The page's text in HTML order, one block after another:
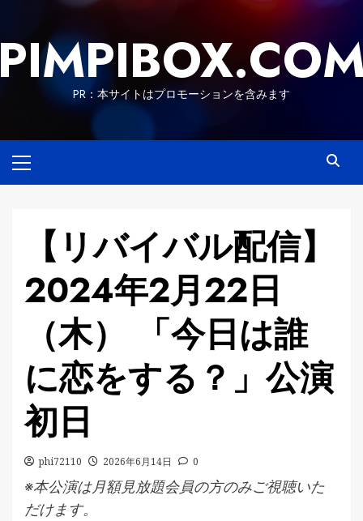
content
PR：本サイトはプロモーションを含みます
Menu
【リバイバル配信】
2024年2月22日
（木） 「今日は誰
に恋をする？」公演
初日
phi72110 2026年6月14日 0
※本公演は月額見放題会員の方のみご視聴いた
だけます。